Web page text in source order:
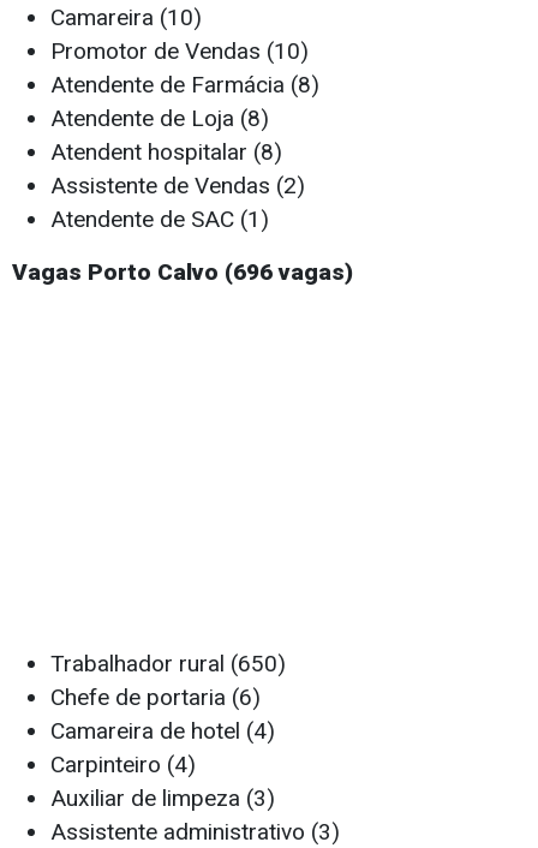
Camareira (10)
Promotor de Vendas (10)
Atendente de Farmácia (8)
Atendente de Loja (8)
Atendent hospitalar (8)
Assistente de Vendas (2)
Atendente de SAC (1)
Vagas Porto Calvo (696 vagas)
Trabalhador rural (650)
Chefe de portaria (6)
Camareira de hotel (4)
Carpinteiro (4)
Auxiliar de limpeza (3)
Assistente administrativo (3)